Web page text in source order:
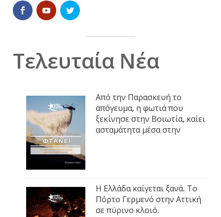
Τελευταία Νέα
Από την Παρασκευή το
απόγευμα, η φωτιά που
ξεκίνησε στην Βοιωτία, καίει
ασταμάτητα μέσα στην
Η Ελλάδα καίγεται ξανά. Το
Πόρτο Γερμενό στην Αττική
σε πύρινο κλοιό.